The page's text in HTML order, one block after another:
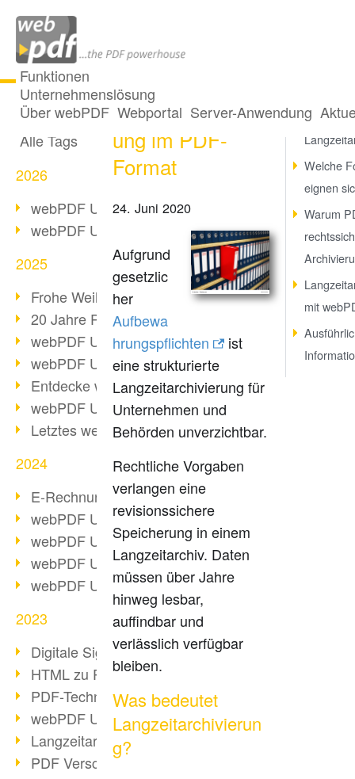
Funktionen
Unternehmenslösung
Über webPDF Webportal Server-Anwendung
Alle Beiträge
Alle Tags
2026
webPDF Update 10.0.5
webPDF Update 10.0.4
2025
Frohe Weihnachten & Auszeit
20 Jahre PDF/A
webPDF Update 10.0.3
webPDF Update 10.0.2
Entdecke webPDF 10
webPDF Update 9.0.0.3655
Letztes webPDF 8 Update
2024
E-Rechnungsstellung ab 2025
webPDF Update 9.0.0.3584
webPDF Update 9.0.0.3479
webPDF Update 9.0.0.3361
webPDF Update 9.0.0.3264
2023
Digitale Signatur in PDF
HTML zu PDF
PDF-Techniken für Barrierefreiheit
webPDF Update 9.0.0.3149
Langzeitarchivierung mit PDF/A
PDF Verschlüsselung
Langzeitarchivier
ung im PDF-
Format
24. Juni 2020
Aufgrund
gesetzlic
her
Aufbewa
hrungspflichten
ist
eine strukturierte
Langzeitarchivierung für
Unternehmen und
Behörden unverzichtbar.
Rechtliche Vorgaben
verlangen eine
revisionssichere
Speicherung in einem
Langzeitarchiv. Daten
müssen über Jahre
hinweg lesbar,
auffindbar und
verlässlich verfügbar
bleiben.
Was bedeutet
Langzeitarchivierun
g?
Was
Welche
eignen
Warum
mit